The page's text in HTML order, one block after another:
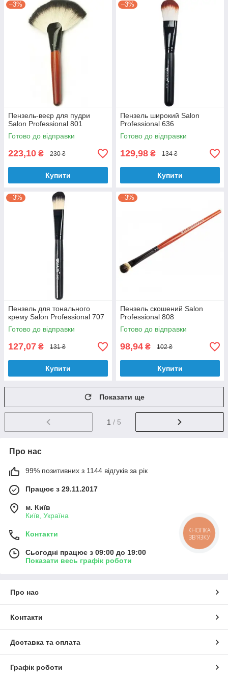
–3%
Пензель-веєр для пудри
Salon Professional 801
Готово до відправки
223,10 ₴ 230 ₴
Купити
–3%
Пензель широкий Salon
Professional 636
Готово до відправки
129,98 ₴ 134 ₴
Купити
–3%
Пензель для тонального
крему Salon Professional 707
Готово до відправки
127,07 ₴ 131 ₴
Купити
–3%
Пензель скошений Salon
Professional 808
Готово до відправки
98,94 ₴ 102 ₴
Купити
Показати ще
1 / 5
Про нас
99% позитивних з 1144 відгуків за рік
Працює з 29.11.2017
м. Київ
Київ, Україна
Контакти
Сьогодні працює з 09:00 до 19:00
Показати весь графік роботи
Про нас
Контакти
Доставка та оплата
Графік роботи
КНОПКА
ЗВ'ЯЗКУ